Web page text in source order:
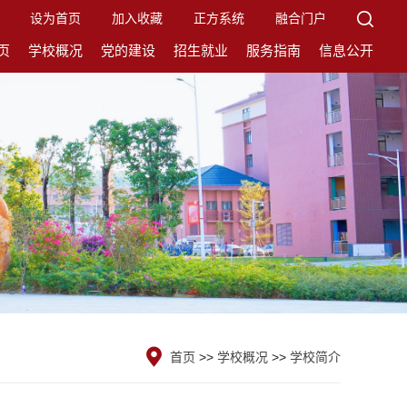
设为首页 加入收藏 正方系统 融合门户
学校概况 党的建设 招生就业 服务指南 信息公开
首页 >> 学校概况 >> 学校简介